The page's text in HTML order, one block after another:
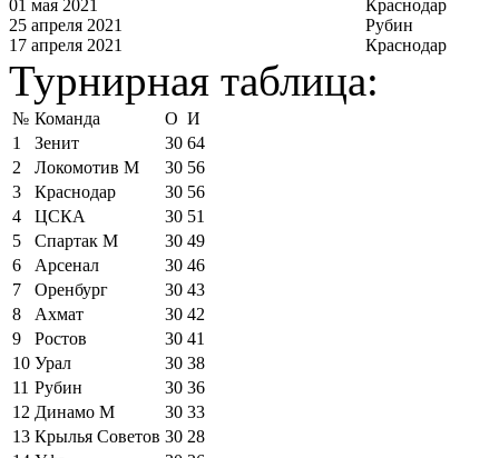
01 мая 2021
Краснодар
25 апреля 2021
Рубин
17 апреля 2021
Краснодар
Турнирная таблица:
№ Команда О И
1
Зенит 30 64
2
Локомотив М 30 56
3
Краснодар 30 56
4
ЦСКА 30 51
5
Спартак М 30 49
6
Арсенал 30 46
7
Оренбург 30 43
8
Ахмат 30 42
9
Ростов 30 41
10 Урал 30 38
11 Рубин 30 36
12 Динамо М 30 33
13 Крылья Советов 30 28